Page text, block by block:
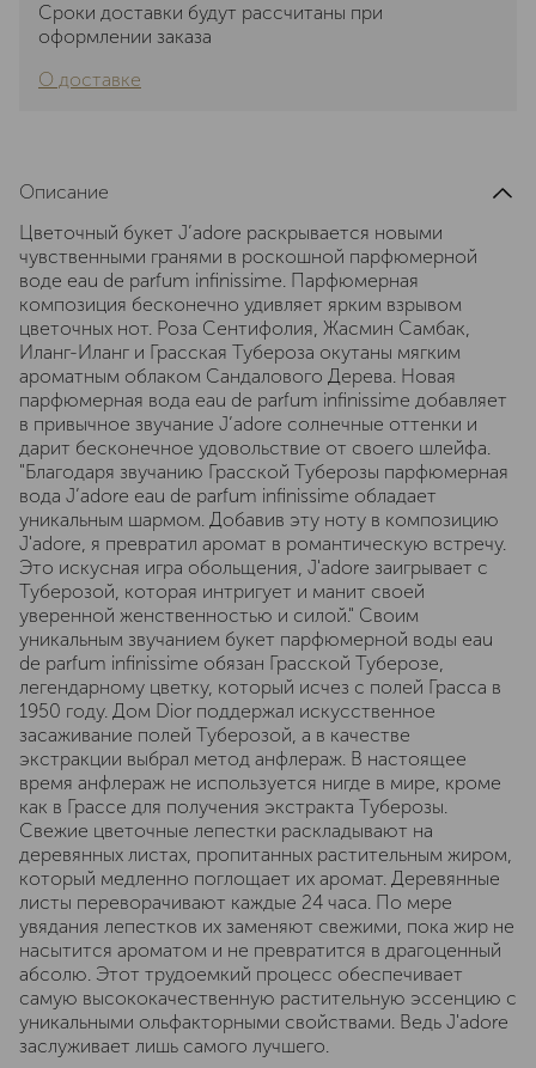
Сроки доставки будут рассчитаны при
оформлении заказа
О доставке
Описание
Цветочный букет J’adore раскрывается новыми
чувственными гранями в роскошной парфюмерной
воде eau de parfum infinissime. Парфюмерная
композиция бесконечно удивляет ярким взрывом
цветочных нот. Роза Сентифолия, Жасмин Самбак,
Иланг-Иланг и Грасская Тубероза окутаны мягким
ароматным облаком Сандалового Дерева. Новая
парфюмерная вода eau de parfum infinissime добавляет
в привычное звучание J’adore солнечные оттенки и
дарит бесконечное удовольствие от своего шлейфа.
"Благодаря звучанию Грасской Туберозы парфюмерная
вода J’adore eau de parfum infinissime обладает
уникальным шармом. Добавив эту ноту в композицию
J'adore, я превратил аромат в романтическую встречу.
Это искусная игра обольщения, J'adore заигрывает с
Туберозой, которая интригует и манит своей
уверенной женственностью и силой." Своим
уникальным звучанием букет парфюмерной воды eau
de parfum infinissime обязан Грасской Туберозе,
легендарному цветку, который исчез с полей Грасса в
1950 году. Дом Dior поддержал искусственное
засаживание полей Туберозой, а в качестве
экстракции выбрал метод анфлераж. В настоящее
время анфлераж не используется нигде в мире, кроме
как в Грассе для получения экстракта Туберозы.
Свежие цветочные лепестки раскладывают на
деревянных листах, пропитанных растительным жиром,
который медленно поглощает их аромат. Деревянные
листы переворачивают каждые 24 часа. По мере
увядания лепестков их заменяют свежими, пока жир не
насытится ароматом и не превратится в драгоценный
абсолю. Этот трудоемкий процесс обеспечивает
самую высококачественную растительную эссенцию с
уникальными ольфакторными свойствами. Ведь J'adore
заслуживает лишь самого лучшего.